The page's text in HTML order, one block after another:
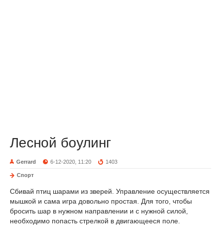
Лесной боулинг
Gerrard 6-12-2020, 11:20 1403
Спорт
Сбивай птиц шарами из зверей. Управление осуществляется
мышкой и сама игра довольно простая. Для того, чтобы
бросить шар в нужном направлении и с нужной силой,
необходимо попасть стрелкой в двигающееся поле.